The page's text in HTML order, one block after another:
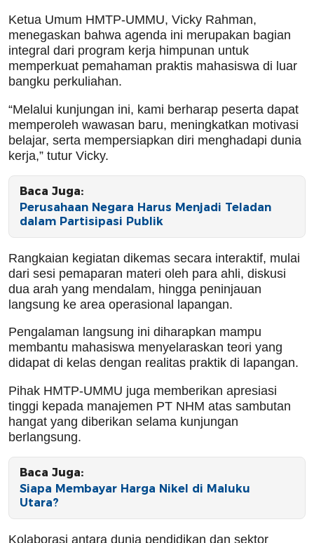
Ketua Umum HMTP-UMMU, Vicky Rahman,
menegaskan bahwa agenda ini merupakan bagian
integral dari program kerja himpunan untuk
memperkuat pemahaman praktis mahasiswa di luar
bangku perkuliahan.
“Melalui kunjungan ini, kami berharap peserta dapat
memperoleh wawasan baru, meningkatkan motivasi
belajar, serta mempersiapkan diri menghadapi dunia
kerja,” tutur Vicky.
Baca Juga:
Perusahaan Negara Harus Menjadi Teladan
dalam Partisipasi Publik
Rangkaian kegiatan dikemas secara interaktif, mulai
dari sesi pemaparan materi oleh para ahli, diskusi
dua arah yang mendalam, hingga peninjauan
langsung ke area operasional lapangan.
Pengalaman langsung ini diharapkan mampu
membantu mahasiswa menyelaraskan teori yang
didapat di kelas dengan realitas praktik di lapangan.
Pihak HMTP-UMMU juga memberikan apresiasi
tinggi kepada manajemen PT NHM atas sambutan
hangat yang diberikan selama kunjungan
berlangsung.
Baca Juga:
Siapa Membayar Harga Nikel di Maluku
Utara?
Kolaborasi antara dunia pendidikan dan sektor